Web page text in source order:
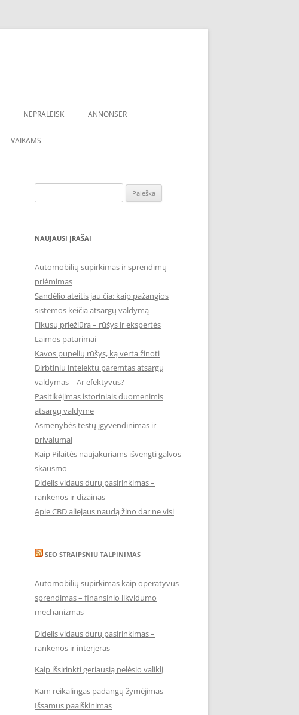
NEPRALEISK ANNONSER
VAIKAMS
NAUJAUSI ĮRAŠAI
Automobilių supirkimas ir sprendimų
priėmimas
Sandėlio ateitis jau čia: kaip pažangios
sistemos keičia atsargų valdymą
Fikusų priežiūra – rūšys ir ekspertės
Laimos patarimai
Kavos pupelių rūšys, ką verta žinoti
Dirbtiniu intelektu paremtas atsargų
valdymas – Ar efektyvus?
Pasitikėjimas istoriniais duomenimis
atsargų valdyme
Asmenybės testų įgyvendinimas ir
privalumai
Kaip Pilaitės naujakuriams išvengti galvos
skausmo
Didelis vidaus durų pasirinkimas –
rankenos ir dizainas
Apie CBD aliejaus naudą žino dar ne visi
SEO STRAIPSNIU TALPINIMAS
Automobilių supirkimas kaip operatyvus
sprendimas – finansinio likvidumo
mechanizmas
Didelis vidaus durų pasirinkimas –
rankenos ir interjeras
Kaip išsirinkti geriausią pelėsio valiklį
Kam reikalingas padangų žymėjimas –
Išsamus paaiškinimas